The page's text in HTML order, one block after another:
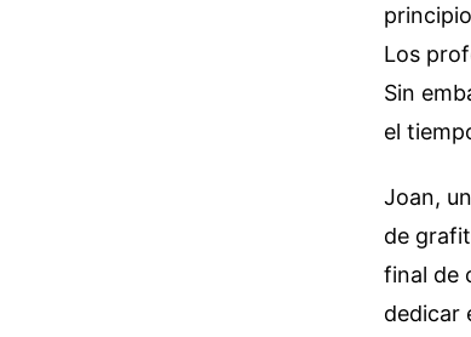
Los
Sin
el
Joan,
de
final de
dedicar